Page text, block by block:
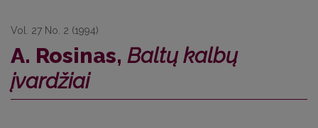
Vol. 27 No. 2 (1994)
A. Rosinas, Baltų kalbų
įvardžiai